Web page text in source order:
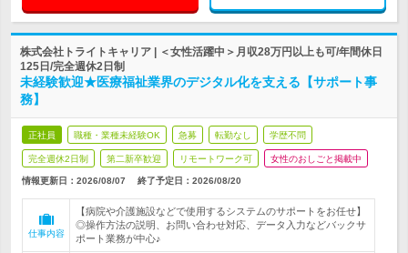
株式会社トライトキャリア | ＜女性活躍中＞月収28万円以上も可/年間休日
125日/完全週休2日制
未経験歓迎★医療福祉業界のデジタル化を支える【サポート事
務】
正社員 職種・業種未経験OK 急募 転勤なし 学歴不問
完全週休2日制 第二新卒歓迎 リモートワーク可 女性のおしごと掲載中
情報更新日：2026/08/07 終了予定日： 2026/08/20
仕事内容
【病院や介護施設などで使用するシステムのサポートをお任せ】
◎操作方法の説明、お問い合わせ対応、データ入力などバックサ
ポート業務が中心♪